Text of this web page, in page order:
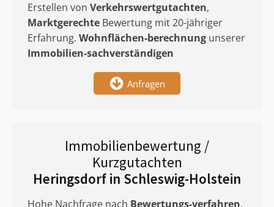
Erstellen von Verkehrswertgutachten,
Marktgerechte Bewertung mit 20-jähriger
Erfahrung. Wohnflächen-berechnung unserer
Immobilien-sachverständigen
Anfragen
Immobilienbewertung /
Kurzgutachten
Heringsdorf in Schleswig-Holstein
Hohe Nachfrage nach Bewertungs-verfahren.